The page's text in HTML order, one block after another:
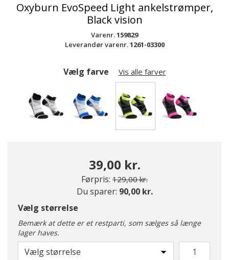
Oxyburn EvoSpeed Light ankelstrømper,
Black vision
Varenr.159829
Leverandør varenr.1261-03300
Vælg farve Vis alle farver
39,00 kr.
Førpris: Pris nedsat fra
129,00 kr.til
Du sparer: 90,00 kr.
Vælg størrelse
Bemærk at dette er et restparti, som sælges så længe
lager haves.
Vælg størrelse